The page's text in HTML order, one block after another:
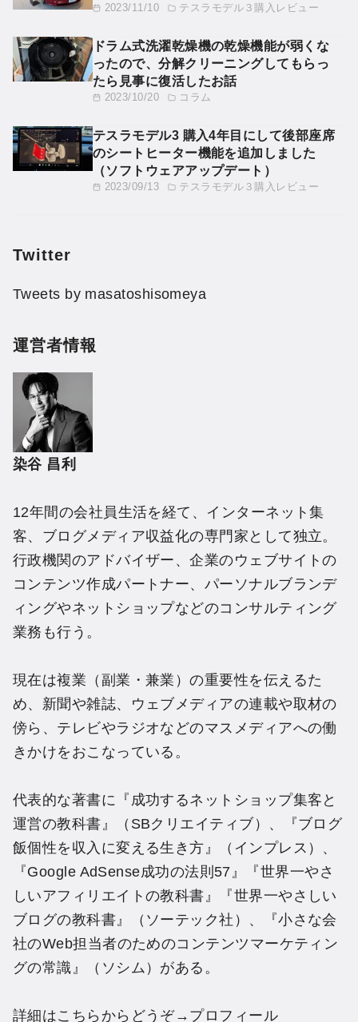
2023/11/10 テスラモデル３購入レビュー
2023/10/20 コラム
ドラム式洗濯乾燥機の乾燥機能が弱くな
ったので、分解クリーニングしてもらっ
たら見事に復活したお話
2023/09/13 テスラモデル３購入レビュー
テスラモデル3 購入4年目にして後部座席
のシートヒーター機能を追加しました
（ソフトウェアアップデート）
Twitter
Tweets by masatoshisomeya
運営者情報
染谷 昌利
12年間の会社員生活を経て、インターネット集
客、ブログメディア収益化の専門家として独立。
行政機関のアドバイザー、企業のウェブサイトの
コンテンツ作成パートナー、パーソナルブランデ
ィングやネットショップなどのコンサルティング
業務も行う。
現在は複業（副業・兼業）の重要性を伝えるた
め、新聞や雑誌、ウェブメディアの連載や取材の
傍ら、テレビやラジオなどのマスメディアへの働
きかけをおこなっている。
代表的な著書に『成功するネットショップ集客と
運営の教科書』（SBクリエイティブ）、『ブログ
飯個性を収入に変える生き方』（インプレス）、
『Google AdSense成功の法則57』『世界一やさ
しいアフィリエイトの教科書』『世界一やさしい
ブログの教科書』（ソーテック社）、『小さな会
社のWeb担当者のためのコンテンツマーケティン
グの常識』（ソシム）がある。
詳細はこちらからどうぞ→ プロフィール